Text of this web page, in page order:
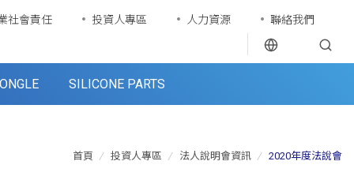
社會責任 投資人專區 人力資源 聯絡我們
SILICONE PARTS
首頁 / 投資人專區 / 法人說明會資訊 / 2020年度法說會